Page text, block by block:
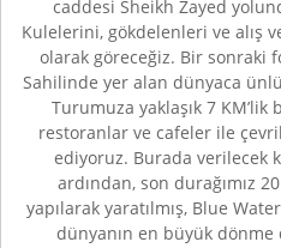
caddesi Sheikh Zayed
Kulelerini, gökdelenleri ve alış
olarak göreceğiz. Bir sonraki
Sahilinde yer alan dünyaca
Turumuza yaklaşık 7
restoranlar ve cafeler ile
ediyoruz. Burada verilecek
ardından, son durağımız
yapılarak yaratılmış, Blue
dünyanın en büyük dönme